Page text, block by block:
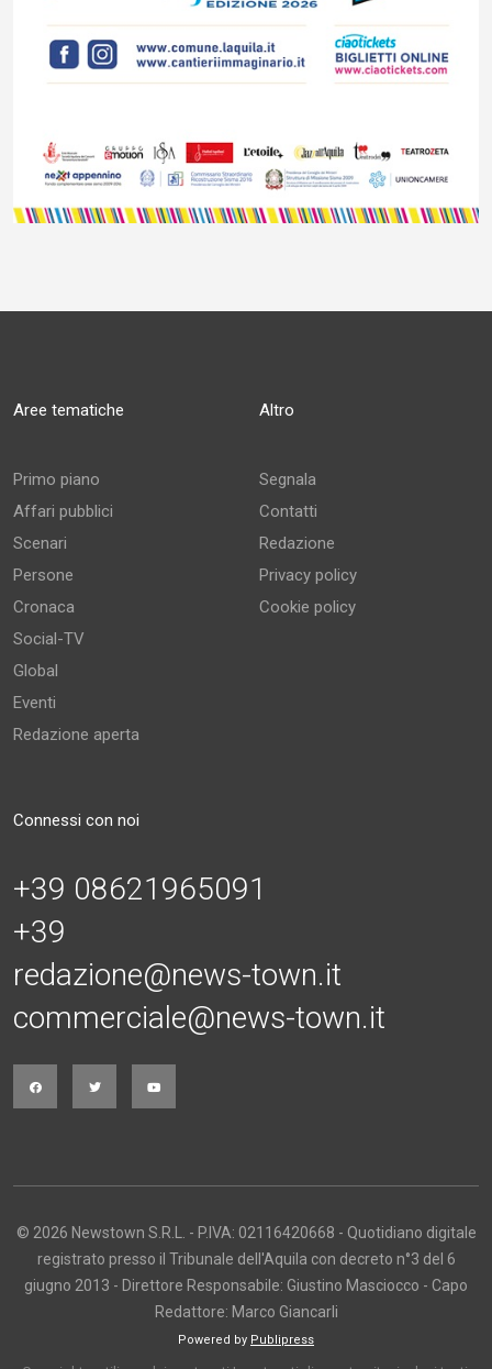
Aree tematiche
Primo piano
Affari pubblici
Scenari
Persone
Cronaca
Social-TV
Global
Eventi
Redazione aperta
Altro
Segnala
Contatti
Redazione
Privacy policy
Cookie policy
Connessi con noi
+39 08621965091
+39
redazione@news-town.it
commerciale@news-town.it
© 2026 Newstown S.R.L. - P.IVA: 02116420668 - Quotidiano digitale
registrato presso il Tribunale dell'Aquila con decreto n°3 del 6
giugno 2013 - Direttore Responsabile: Giustino Masciocco - Capo
Redattore: Marco Giancarli
Powered by Publipress